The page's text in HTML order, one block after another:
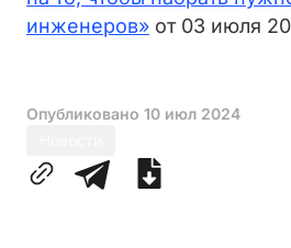
инженеров» от 03 июля
Опубликовано 10 июл 2024